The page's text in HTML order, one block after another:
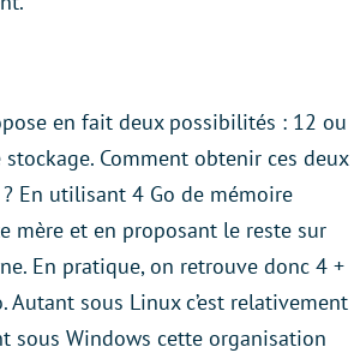
en fait deux possibilités : 12 ou
stockage. Comment obtenir ces deux
En utilisant 4 Go de mémoire
mère et en proposant le reste sur
En pratique, on retrouve donc 4 +
Autant sous Linux c’est relativement
sous Windows cette organisation